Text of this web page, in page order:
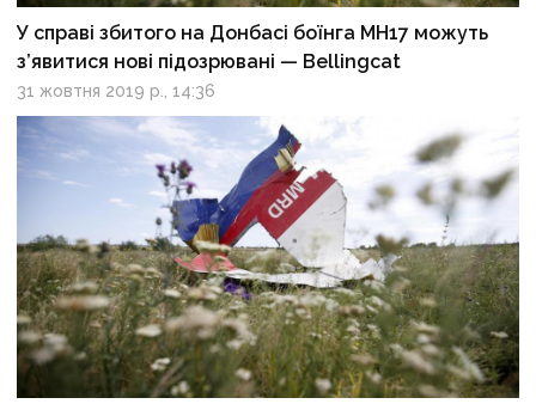
У справі збитого на Донбасі боїнга МН17 можуть
з’явитися нові підозрювані — Bellingcat
31 жовтня 2019 р., 14:36